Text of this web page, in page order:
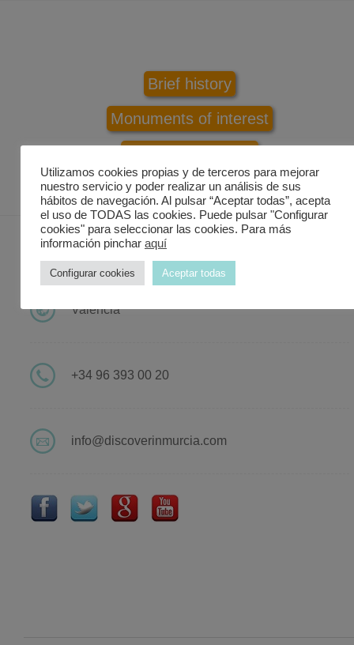
Brief history
Monuments of interest
Contacto Discover in Murcia
Valencia
+34 96 393 00 20
info@discoverinmurcia.com
Utilizamos cookies propias y de terceros para mejorar
nuestro servicio y poder realizar un análisis de sus
hábitos de navegación. Al pulsar “Aceptar todas”, acepta
el uso de TODAS las cookies. Puede pulsar "Configurar
cookies" para seleccionar las cookies. Para más
información pinchar aquí
Configurar cookies Aceptar todas